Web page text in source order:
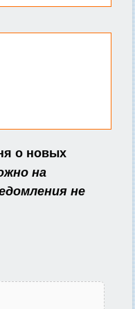
о новых
на
не